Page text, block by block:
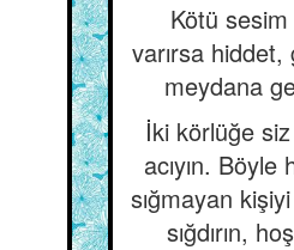
Kötü
varırsa
meydana
İki körlüğe
acıyın. Böyle
sığmayan
sığdırın,